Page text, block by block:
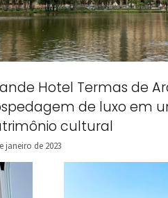
Hotel Termas de
de luxo em
cultural
janeiro de 2023